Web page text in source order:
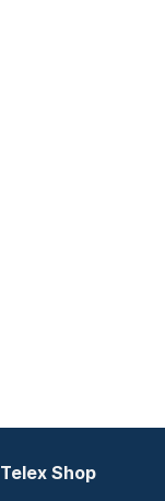
Telex Shop